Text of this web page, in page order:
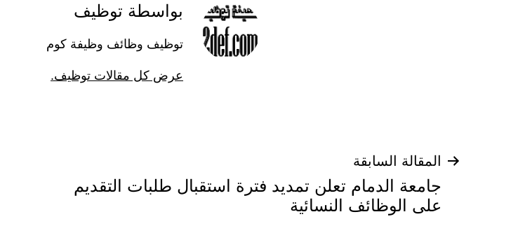
بواسطة توظيف
توظيف وظائف وظيفة كوم
عرض كل مقالات توظيف.
تصفّح
المقالات
المقالة السابقة
جامعة الدمام تعلن تمديد فترة استقبال طلبات التقديم
على الوظائف النسائية